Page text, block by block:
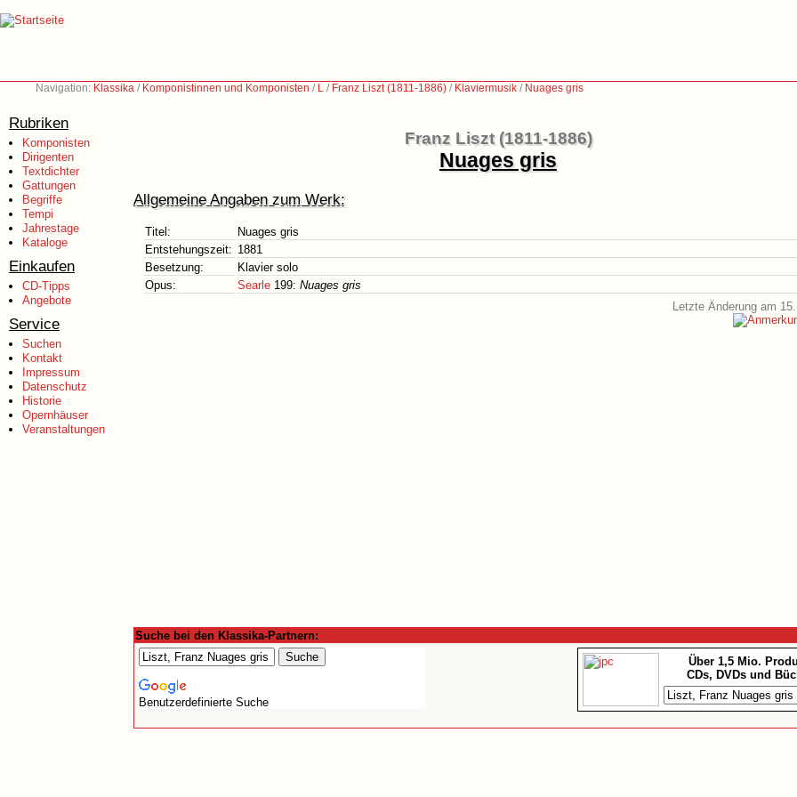
Navigation: Klassika / Komponistinnen und Komponisten / L / Franz Liszt (1811-1886) / Klaviermusik / Nuages gris
Rubriken
Komponisten
Dirigenten
Textdichter
Gattungen
Begriffe
Tempi
Jahrestage
Kataloge
Einkaufen
CD-Tipps
Angebote
Service
Suchen
Kontakt
Impressum
Datenschutz
Historie
Opernhäuser
Veranstaltungen
Franz Liszt (1811-1886)
Nuages gris
Allgemeine Angaben zum Werk:
Titel:
Nuages gris
Entstehungszeit: 1881
Besetzung:
Klavier solo
Opus:
Searle 199: Nuages gris
Letzte Änderung am
Suche bei den Klassika-Partnern:
Benutzerdefinierte Suche
Über 1,5 Mio.
CDs, DVDs und